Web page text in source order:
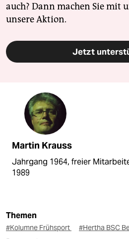
auch? Dann machen Sie mit
unsere Aktion.
Jetzt
Martin Krauss
Jahrgang 1964, freier
1989
Themen
#Kolumne Frühsport #Hertha BSC